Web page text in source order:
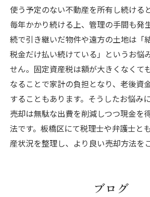
使う予定のない不動産を所有し続ける
毎年かかり続ける上、管理の手間も発
続で引き継いだ物件や遠方の土地は「
税金だけ払い続けている」というお悩
せん。固定資産税は額が大きくなくて
なることで家計の負担となり、老後資
することもあります。そうしたお悩み
売却は無駄な出費を削減しつつ現金を
法です。板橋区にて税理士や弁護士と
産状況を整理し、より良い売却方法を
ブログ